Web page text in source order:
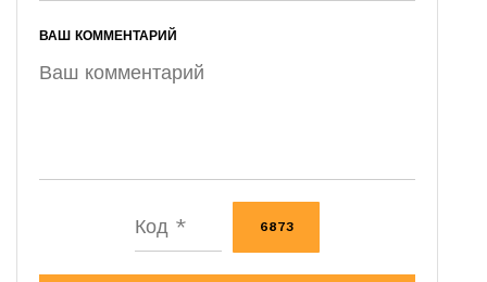
ВАШ КОММЕНТАРИЙ
6873